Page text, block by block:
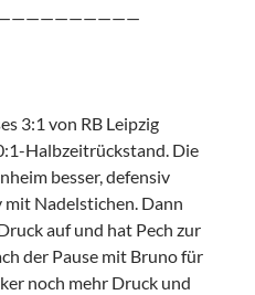
3:1 von RB Leipzig
Halbzeitrückstand. Die
besser, defensiv
Nadelstichen. Dann
auf und hat Pech zur
der Pause mit Bruno für
noch mehr Druck und